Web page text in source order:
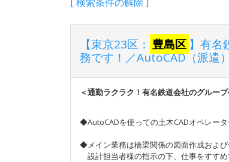
【東京23区： 豊島区 】有名
務です！／AutoCAD（派遣）
＜通勤ラクラク！有名鉄道会社のグルー
◆AutoCADを使っての土木CADオペレー
◆メイン業務は橋梁関係の図面作成およ
設計担当者様の指示の下、仕事をすす